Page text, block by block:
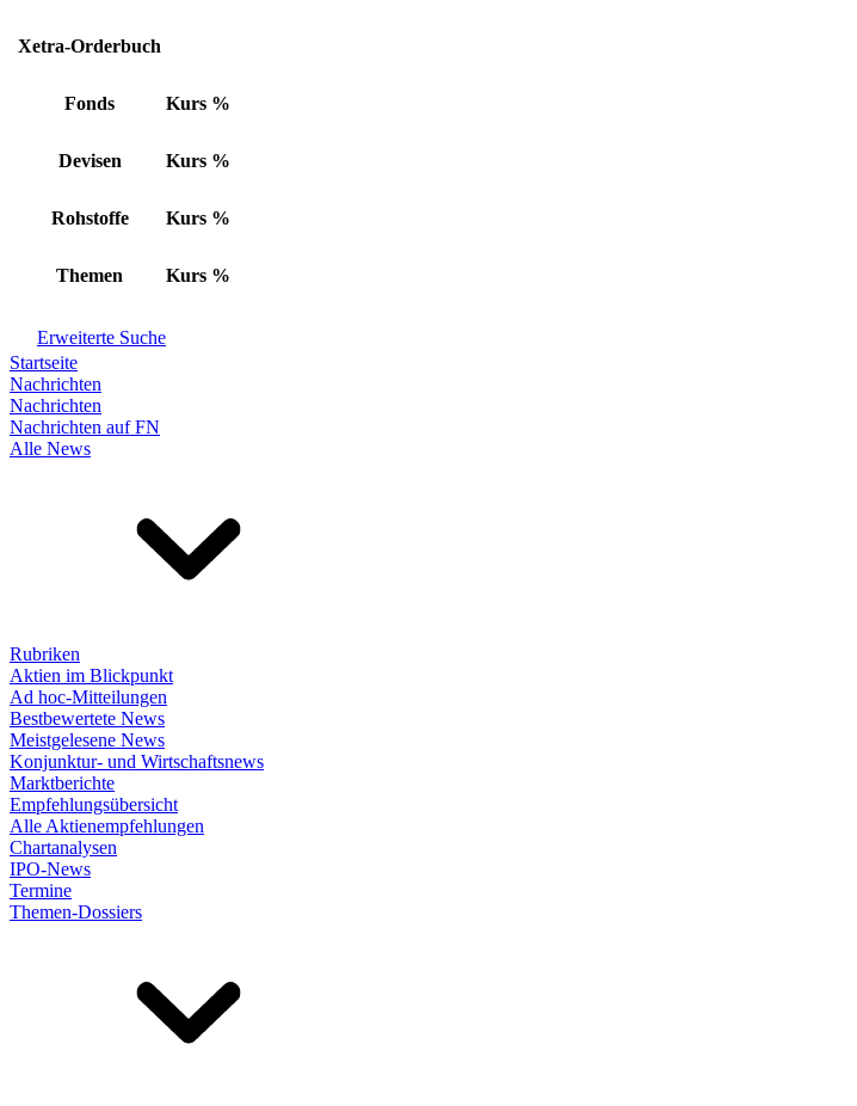
Xetra-Orderbuch
Fonds Kurs %
Devisen Kurs %
Rohstoffe Kurs %
Themen Kurs %
Erweiterte Suche
Startseite
Nachrichten
Nachrichten
Nachrichten auf FN
Alle News
Rubriken
Aktien im Blickpunkt
Ad hoc-Mitteilungen
Bestbewertete News
Meistgelesene News
Konjunktur- und Wirtschaftsnews
Marktberichte
Empfehlungsübersicht
Alle Aktienempfehlungen
Chartanalysen
IPO-News
Termine
Themen-Dossiers